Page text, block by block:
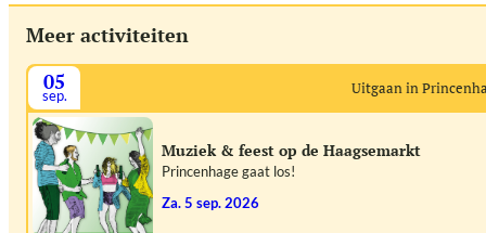
Meer activiteiten
05
sep. Uitgaan in
Muziek & feest op de Haagsemarkt
Princenhage gaat los!
za. 5 sep. 2026